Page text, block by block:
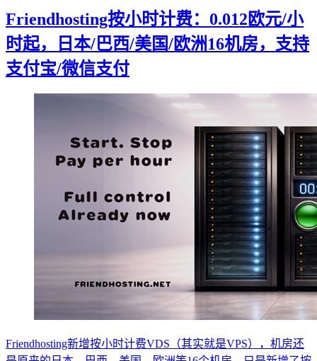
Friendhosting按小时计费：0.012欧元/小
时起，日本/巴西/美国/欧洲16机房，支持
支付宝/微信支付
Friendhosting新增按小时计费VDS（其实就是VPS），机房还